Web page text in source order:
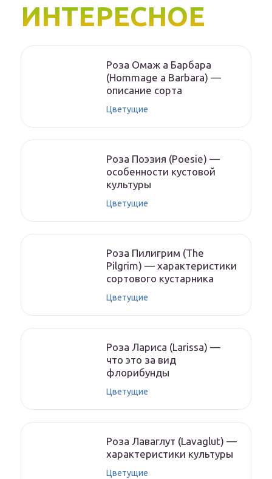
ИНТЕРЕСНОЕ
Роза Омаж а Барбара
(Hommage a Barbara) —
описание сорта
Цветущие
Роза Поэзия (Poesie) —
особенности кустовой
культуры
Цветущие
Роза Пилигрим (The
Pilgrim) — характеристики
сортового кустарника
Цветущие
Роза Лариса (Larissa) —
что это за вид
флорибунды
Цветущие
Роза Лаваглут (Lavaglut) —
характеристики культуры
Цветущие